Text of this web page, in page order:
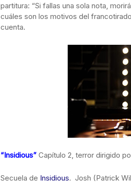
partitura: “Si fallas una sola nota,
cuáles son los motivos del
cuenta.
“Insidious” Capítulo 2, terror dirigido
Secuela de Insidious. Josh (Patrick